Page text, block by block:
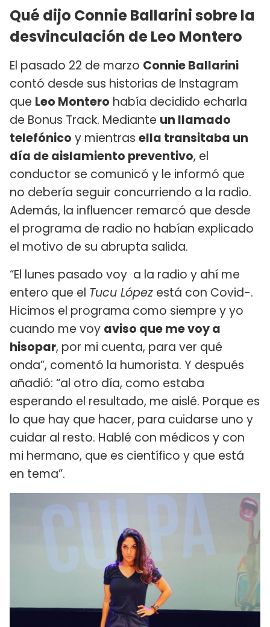
Qué dijo Connie Ballarini sobre la
desvinculación de Leo Montero
El pasado 22 de marzo Connie Ballarini
contó desde sus historias de Instagram
que Leo Montero había decidido echarla
de Bonus Track. Mediante un llamado
telefónico y mientras ella transitaba un
día de aislamiento preventivo, el
conductor se comunicó y le informó que
no debería seguir concurriendo a la radio.
Además, la influencer remarcó que desde
el programa de radio no habían explicado
el motivo de su abrupta salida.
“El lunes pasado voy a la radio y ahí me
entero que el Tucu López está con Covid-.
Hicimos el programa como siempre y yo
cuando me voy aviso que me voy a
hisopar, por mi cuenta, para ver qué
onda”, comentó la humorista. Y después
añadió: “al otro día, como estaba
esperando el resultado, me aislé. Porque es
lo que hay que hacer, para cuidarse uno y
cuidar al resto. Hablé con médicos y con
mi hermano, que es científico y que está
en tema”.